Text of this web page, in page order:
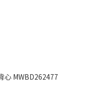
心 MWBD262477